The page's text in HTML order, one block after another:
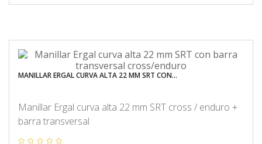
MANILLAR ERGAL CURVA ALTA 22 MM SRT CON...
Manillar Ergal curva alta 22 mm SRT cross / enduro +
barra transversal